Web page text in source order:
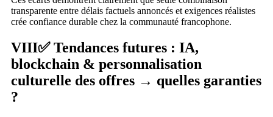
transparente entre délais factuels annoncés et exigences réalistes
crée confiance durable chez la communauté francophone.
VIII✅ Tendances futures : IA,
blockchain & personnalisation
culturelle des offres → quelles garanties
?